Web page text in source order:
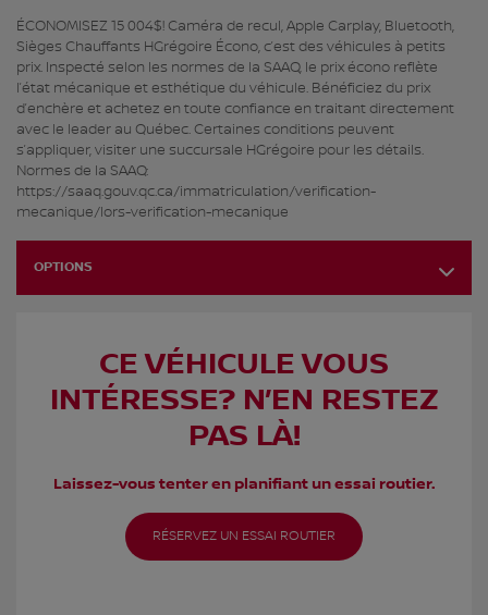
ÉCONOMISEZ 15 004$! Caméra de recul, Apple Carplay, Bluetooth,
Sièges Chauffants HGrégoire Écono, c’est des véhicules à petits
prix. Inspecté selon les normes de la SAAQ, le prix écono reflète
l’état mécanique et esthétique du véhicule. Bénéficiez du prix
d’enchère et achetez en toute confiance en traitant directement
avec le leader au Québec. Certaines conditions peuvent
s’appliquer, visiter une succursale HGrégoire pour les détails.
Normes de la SAAQ:
https://saaq.gouv.qc.ca/immatriculation/verification-
mecanique/lors-verification-mecanique
OPTIONS
CE VÉHICULE VOUS
INTÉRESSE? N’EN RESTEZ
PAS LÀ!
Laissez-vous tenter en planifiant un essai routier.
RÉSERVEZ UN ESSAI ROUTIER